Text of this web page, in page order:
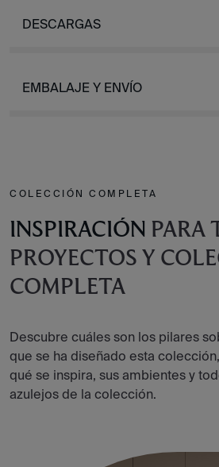
DESCARGAS
EMBALAJE Y ENVÍO
COLECCIÓN COMPLETA
INSPIRACIÓN PARA
PROYECTOS Y
COMPLETA
Descubre cuáles son los pilares
que se ha diseñado esta
qué se inspira, sus ambientes y
azulejos de la colección.